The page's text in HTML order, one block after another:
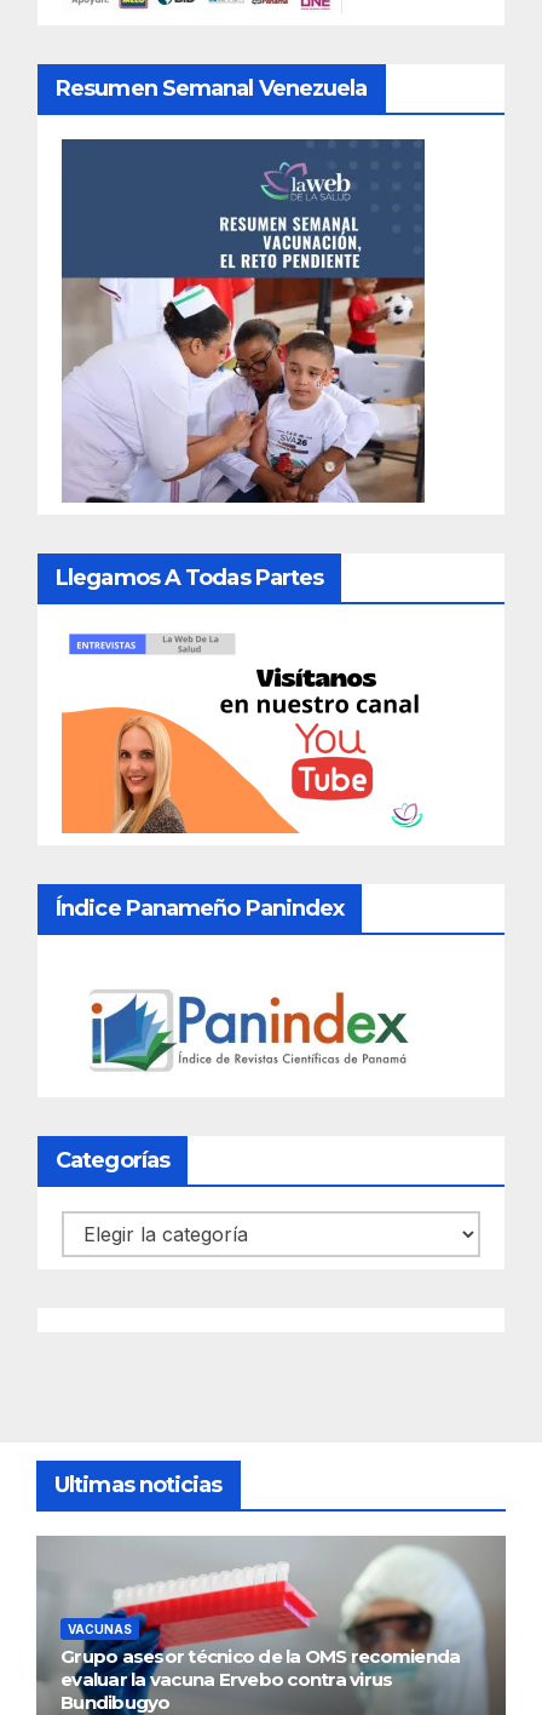
Resumen Semanal Venezuela
Llegamos A Todas Partes
Índice Panameño Panindex
Categorías
Categorías
Ultimas noticias
VACUNAS
Grupo asesor técnico de la OMS recomienda
evaluar la vacuna Ervebo contra virus
Bundibugyo